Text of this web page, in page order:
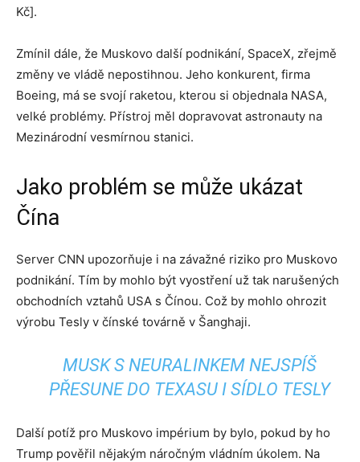
Kč].
Zmínil dále, že Muskovo další podnikání, SpaceX, zřejmě
změny ve vládě nepostihnou. Jeho konkurent, firma
Boeing, má se svojí raketou, kterou si objednala NASA,
velké problémy. Přístroj měl dopravovat astronauty na
Mezinárodní vesmírnou stanici.
Jako problém se může ukázat
Čína
Server CNN upozorňuje i na závažné riziko pro Muskovo
podnikání. Tím by mohlo být vyostření už tak narušených
obchodních vztahů USA s Čínou. Což by mohlo ohrozit
výrobu Tesly v čínské továrně v Šanghaji.
MUSK S NEURALINKEM NEJSPÍŠ
PŘESUNE DO TEXASU I SÍDLO TESLY
Další potíž pro Muskovo impérium by bylo, pokud by ho
Trump pověřil nějakým náročným vládním úkolem. Na